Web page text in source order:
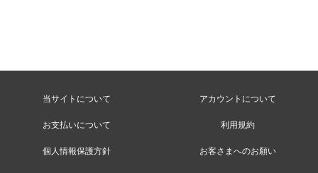
当サイトについて アカウントについて
お支払いについて 利用規約
個人情報保護方針 お客さまへのお願い